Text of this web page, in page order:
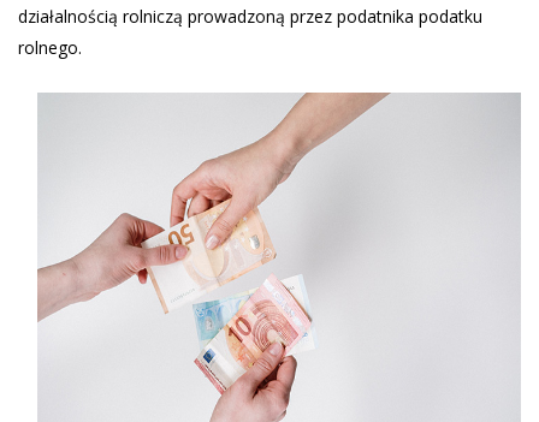
działalnością rolniczą prowadzoną przez podatnika podatku
rolnego.